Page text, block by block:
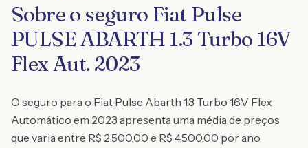
Sobre o seguro Fiat Pulse
PULSE ABARTH 1.3 Turbo 16V
Flex Aut. 2023
O seguro para o Fiat Pulse Abarth 1.3 Turbo 16V Flex
Automático em 2023 apresenta uma média de preços
que varia entre R$ 2.500,00 e R$ 4.500,00 por ano,